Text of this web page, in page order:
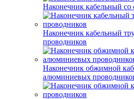
Наконечник кабельный
Наконечник кабельный
проводников
Наконечник обжимной
алюминиевых